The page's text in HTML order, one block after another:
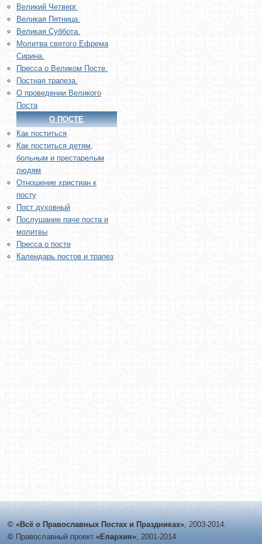
Великий Четверг.
Великая Пятница.
Великая Суббота.
Молитва святого Ефрема
Сирина.
Пресса о Великом Посте.
Постная трапеза.
О проведении Великого
Поста
О ПОСТЕ
Как поститься
Как поститься детям,
больным и престарелым
людям
Отношение христиан к
посту
Пост духовный
Послушание паче поста и
молитвы
Пресса о посте
Календарь постов и трапез
© «Всё о Православных Постах и Праздниках», 2003-2014.
© Православный проект «Епархия», 2001-2014